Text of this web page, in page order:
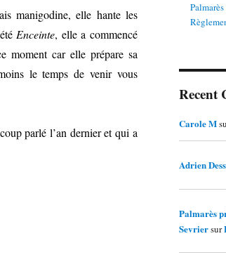
manigodine, elle hante les
Enceinte, elle a commencé
car elle prépare sa
le temps de venir vous
parlé l’an dernier et qui a
Recent
Carole M
Adrien
Palmarès
Sevriersur